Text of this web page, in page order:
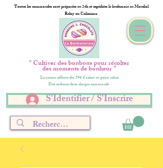
Toutes les commandes sont préparées en 24h et expédiées le lendemain en Mondial
Relay ou Colissimo
" Cultiver des bonbons pour récolter
des moments de bonheur "
Livraison offerte dès 59€ d'achat en point relais
Des cadeaux dans chaque commande
S'Identifier / S'Inscrire